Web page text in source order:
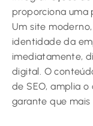
proporciona uma
Um site
identidade da
imediatamente,
digital. O
de SEO, amplia
garante que mais